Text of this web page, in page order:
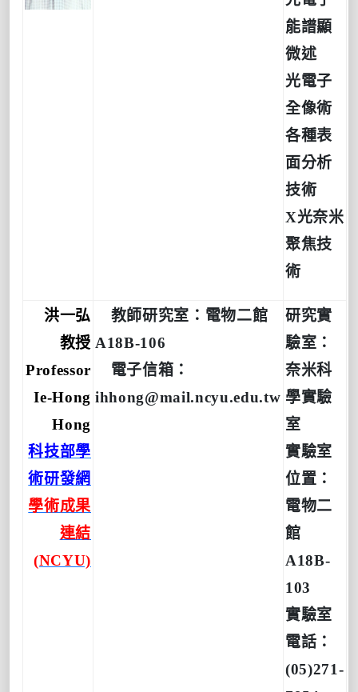
能譜顯
微述
光電子
全像術
各種表
面分析
技術
X光奈米
聚焦技
術
洪一弘
教授
Professor
Ie-Hong
Hong
科技部學
術研發網
學術成果
連結
(NCYU)
教師研究室：電物二館
A18B-106
電子信箱：
ihhong@mail.ncyu.edu.tw
研究實
驗室：
奈米科
學實驗
室
實驗室
位置：
電物二
館
A18B-
103
實驗室
電話：
(05)271-